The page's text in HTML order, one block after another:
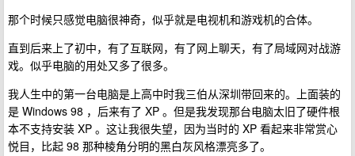
那个时候只感觉电脑很神奇，似乎就是电视机和游戏机的合体。
直到后来上了初中，有了互联网，有了网上聊天，有了局域网对战游
戏。似乎电脑的用处又多了很多。
我人生中的第一台电脑是上高中时我三伯从深圳带回来的。上面装的
是 Windows 98 ，后来有了 XP 。但是我发现那台电脑太旧了硬件根
本不支持安装 XP 。这让我很失望，因为当时的 XP 看起来非常赏心
悦目，比起 98 那种棱角分明的黑白灰风格漂亮多了。